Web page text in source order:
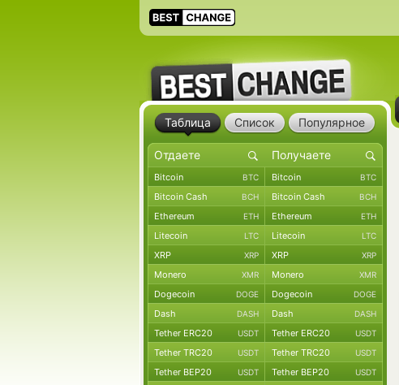
Таблица Список Популярное
Bitcoin BTC Bitcoin BTC
Bitcoin Cash BCH Bitcoin Cash BCH
Ethereum ETH Ethereum ETH
Litecoin LTC Litecoin LTC
XRP XRP XRP XRP
Monero XMR Monero XMR
Dogecoin DOGE Dogecoin DOGE
Dash DASH Dash DASH
Tether ERC20 USDT Tether ERC20 USDT
Tether TRC20 USDT Tether TRC20 USDT
Tether BEP20 USDT Tether BEP20 USDT